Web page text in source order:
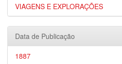
VIAGENS E EXPLORAÇÕES
Data de Publicação
1887